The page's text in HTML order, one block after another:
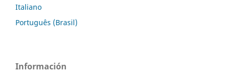
Italiano
Português (Brasil)
Información